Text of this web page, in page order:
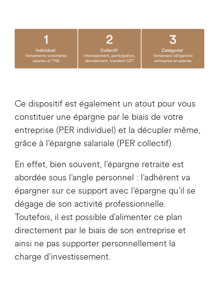
Ce dispositif est également un atout pour vous
constituer une épargne par le biais de votre
entreprise (PER individuel) et la décupler même,
grâce à l’épargne salariale (PER collectif).
En effet, bien souvent, l’épargne retraite est
abordée sous l’angle personnel : l’adhérent va
épargner sur ce support avec l’épargne qu’il se
dégage de son activité professionnelle.
Toutefois, il est possible d’alimenter ce plan
directement par le biais de son entreprise et
ainsi ne pas supporter personnellement la
charge d’investissement.